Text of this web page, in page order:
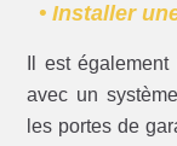
• Installer
Il est
avec un
les portes de